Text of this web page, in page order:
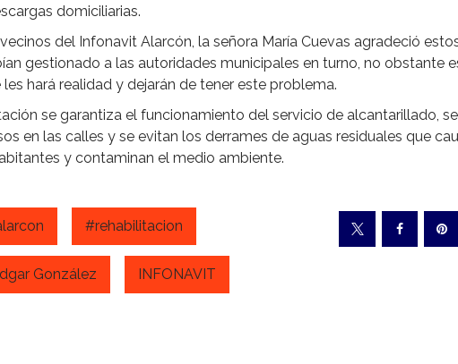
domiciliarias.
del Infonavit Alarcón, la señora María Cuevas agradeció
gestionado a las autoridades municipales en turno, no obstante
hará realidad y dejarán de tener este problema.
se garantiza el funcionamiento del servicio de alcantarillado,
en las calles y se evitan los derrames de aguas residuales que
y contaminan el medio ambiente.
#rehabilitacion
González INFONAVIT